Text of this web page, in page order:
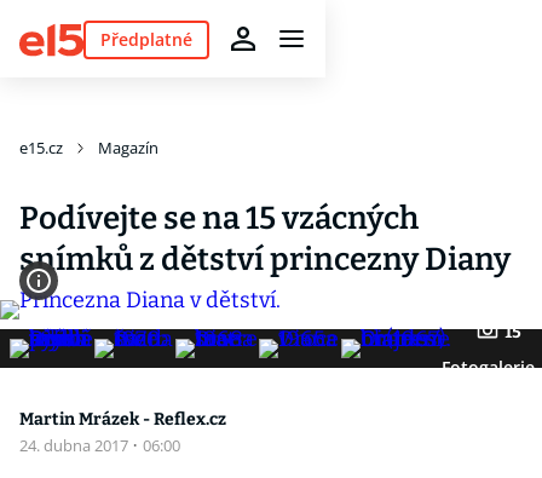
Předplatné
e15.cz Magazín
Podívejte se na 15 vzácných
snímků z dětství princezny Diany
15
Fotogalerie
Martin Mrázek - Reflex.cz
24. dubna 2017 · 06:00